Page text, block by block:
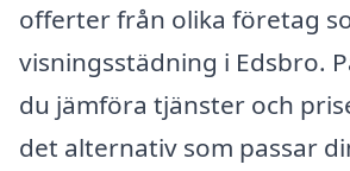
offerter från olika företag
visningsstädning i Edsbro.
du jämföra tjänster och
det alternativ som passar